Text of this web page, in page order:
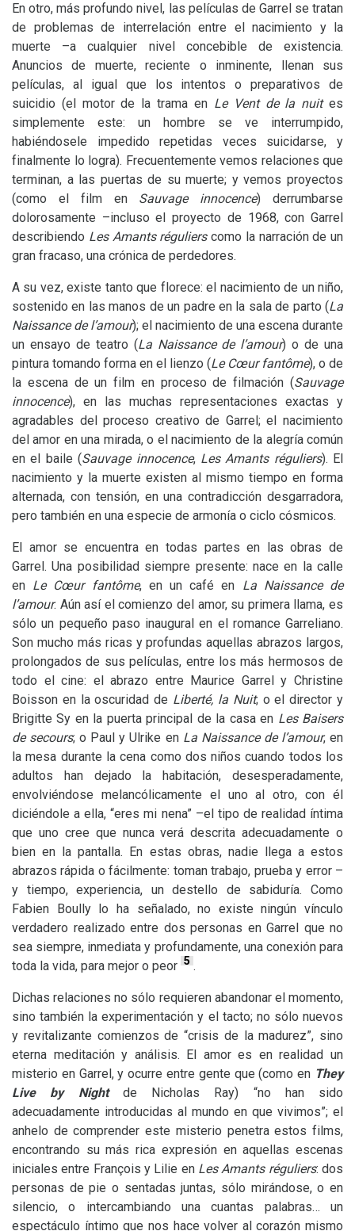
En otro, más profundo nivel, las películas de Garrel se tratan
de problemas de interrelación entre el nacimiento y la
muerte –a cualquier nivel concebible de existencia.
Anuncios de muerte, reciente o inminente, llenan sus
películas, al igual que los intentos o preparativos de
suicidio (el motor de la trama en Le Vent de la nuites
simplemente este: un hombre se ve interrumpido,
habiéndosele impedido repetidas veces suicidarse, y
finalmente lo logra). Frecuentemente vemos relaciones que
terminan, a las puertas de su muerte; y vemos proyectos
(como el film en Sauvage innocence) derrumbarse
dolorosamente –incluso el proyecto de 1968, con Garrel
describiendo Les Amants régulierscomo la narración de un
gran fracaso, una crónica de perdedores.
A su vez, existe tanto que florece: el nacimiento de un niño,
sostenido en las manos de un padre en la sala de parto (La
Naissance de l’amour); el nacimiento de una escena durante
un ensayo de teatro (La Naissance de l’amour) o de una
pintura tomando forma en el lienzo (Le Cœur fantôme), o de
la escena de un film en proceso de filmación (Sauvage
innocence), en las muchas representaciones exactas y
agradables del proceso creativo de Garrel; el nacimiento
del amor en una mirada, o el nacimiento de la alegría común
en el baile (Sauvage innocence, Les Amants réguliers). El
nacimiento y la muerte existen al mismo tiempo en forma
alternada, con tensión, en una contradicción desgarradora,
pero también en una especie de armonía o ciclo cósmicos.
El amor se encuentra en todas partes en las obras de
Garrel. Una posibilidad siempre presente: nace en la calle
en Le Cœur fantôme, en un café en La Naissance de
l’amour. Aún así el comienzo del amor, su primera llama, es
sólo un pequeño paso inaugural en el romance Garreliano.
Son mucho más ricas y profundas aquellas abrazos largos,
prolongados de sus películas, entre los más hermosos de
todo el cine: el abrazo entre Maurice Garrel y Christine
Boisson en la oscuridad de Liberté, la Nuit; o el director y
Brigitte Sy en la puerta principal de la casa en Les Baisers
de secours; o Paul y Ulrike en La Naissance de l’amour, en
la mesa durante la cena como dos niños cuando todos los
adultos han dejado la habitación, desesperadamente,
envolviéndose melancólicamente el uno al otro, con él
diciéndole a ella, “eres mi nena” –el tipo de realidad íntima
que uno cree que nunca verá descrita adecuadamente o
bien en la pantalla. En estas obras, nadie llega a estos
abrazos rápida o fácilmente: toman trabajo, prueba y error –
y tiempo, experiencia, un destello de sabiduría. Como
Fabien Boully lo ha señalado, no existe ningún vínculo
verdadero realizado entre dos personas en Garrel que no
sea siempre, inmediata y profundamente, una conexión para
toda la vida, para mejor o peor 5 .
Dichas relaciones no sólo requieren abandonar el momento,
sino también la experimentación y el tacto; no sólo nuevos
y revitalizante comienzos de “crisis de la madurez”, sino
eterna meditación y análisis. El amor es en realidad un
misterio en Garrel, y ocurre entre gente que (como en They
Live by Nightde Nicholas Ray) “no han sido
adecuadamente introducidas al mundo en que vivimos”; el
anhelo de comprender este misterio penetra estos films,
encontrando su más rica expresión en aquellas escenas
iniciales entre François y Lilie en Les Amants réguliers: dos
personas de pie o sentadas juntas, sólo mirándose, o en
silencio, o intercambiando una cuantas palabras… un
espectáculo íntimo que nos hace volver al corazón mismo